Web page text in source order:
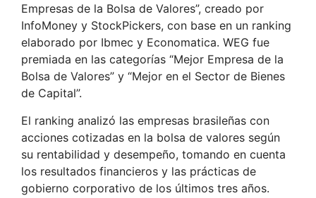
Empresas de la Bolsa de Valores”, creado por
InfoMoney y StockPickers, con base en un ranking
elaborado por Ibmec y Economatica. WEG fue
premiada en las categorías “Mejor Empresa de la
Bolsa de Valores” y “Mejor en el Sector de Bienes
de Capital”.
El ranking analizó las empresas brasileñas con
acciones cotizadas en la bolsa de valores según
su rentabilidad y desempeño, tomando en cuenta
los resultados financieros y las prácticas de
gobierno corporativo de los últimos tres años.